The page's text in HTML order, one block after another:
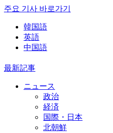
주요 기사 바로가기
韓国語
英語
中国語
最新記事
ニュース
政治
経済
国際・日本
北朝鮮